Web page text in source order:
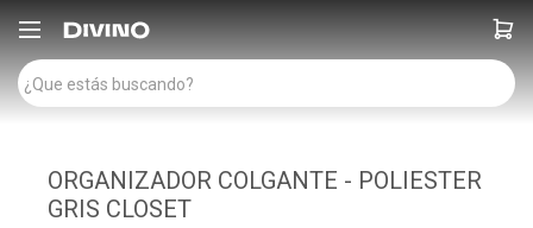

ORGANIZADOR COLGANTE - POLIESTER
GRIS CLOSET